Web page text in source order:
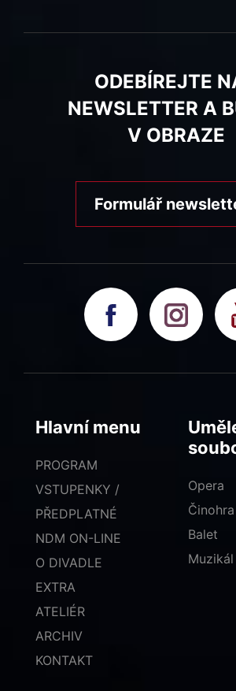
ODEBÍREJTE
NEWSLETTER A
V OBRAZE
Formulář
Hlavní menu
PROGRAM
VSTUPENKY /
PŘEDPLATNÉ
NDM ON-LINE
O DIVADLE
EXTRA
ATELIÉR
ARCHIV
KONTAKT
Opera
Činohra
Balet
Muzikál